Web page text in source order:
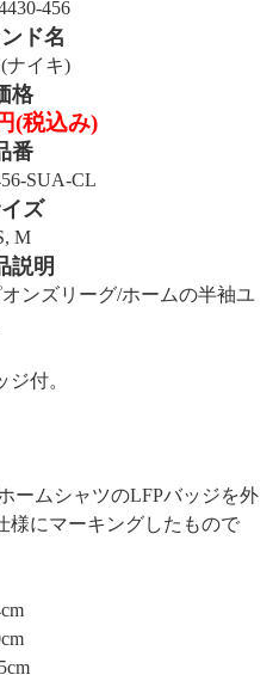
456
ド名
ナイキ)
格
(税込み)
番
SUA-CL
ズ
M
説明
ンズリーグ/ホームの半袖ユ
付。
ームシャツのLFPバッジを外
様にマーキングしたもので